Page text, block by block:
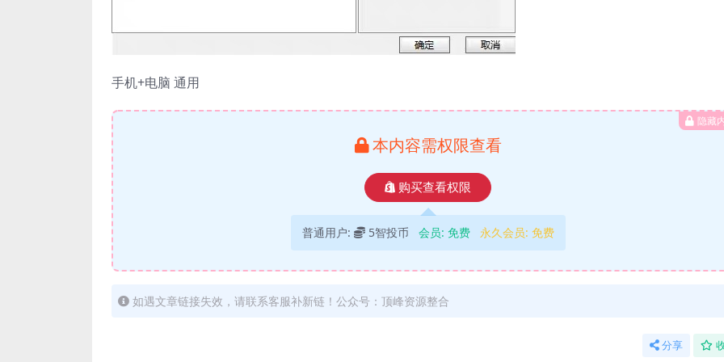
手机+电脑 通用
隐藏
本内容需权限查看
购买查看权限
普通用户: 5智投币 会员: 免费 永久会员: 免费
如遇文章链接失效，请联系客服补新链！公众号：顶峰资源整合
分享